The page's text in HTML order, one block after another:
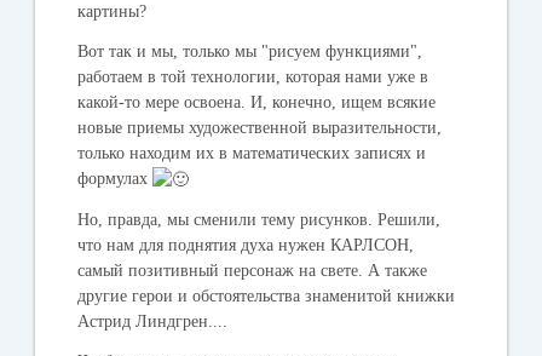
картины?
Вот так и мы, только мы "рисуем функциями",
работаем в той технологии, которая нами уже в
какой-то мере освоена. И, конечно, ищем всякие
новые приемы художественной выразительности,
только находим их в математических записях и
формулах
Но, правда, мы сменили тему рисунков. Решили,
что нам для поднятия духа нужен КАРЛСОН,
самый позитивный персонаж на свете. А также
другие герои и обстоятельства знаменитой книжки
Астрид Линдгрен....